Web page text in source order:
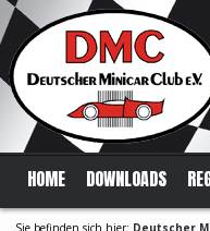
HOME DOWNLOADS
Sie befinden sich hier: Deutscher